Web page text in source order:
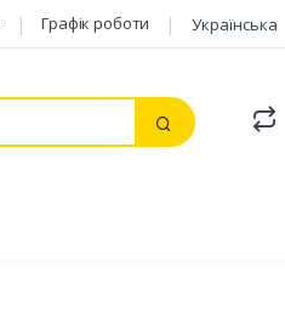
Графік роботи Українська
Пошук